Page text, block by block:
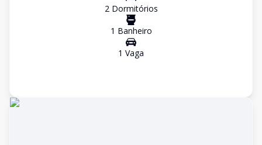
2Dormitórios
1 Banheiro
1 Vaga